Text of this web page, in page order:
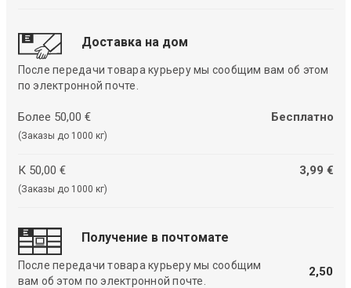
Доставка на дом
После передачи товара курьеру мы сообщим вам об этом
по электронной почте.
Более 50,00 €
(Заказы до 1000 кг)
Бесплатно
К 50,00 €
(Заказы до 1000 кг)
3,99 €
Получение в почтомате
После передачи товара курьеру мы сообщим
вам об этом по электронной почте.
2,50